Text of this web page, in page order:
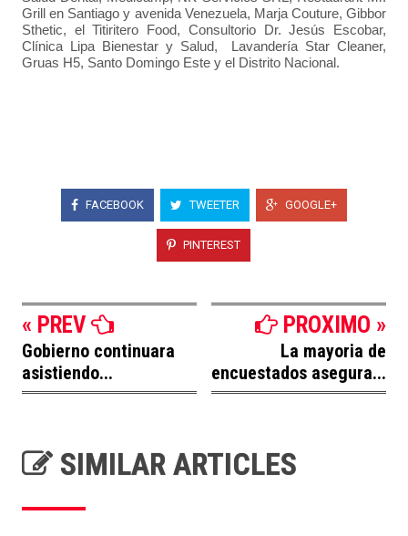
Grill en Santiago y avenida Venezuela, Marja Couture, Gibbor
Sthetic, el Titiritero Food, Consultorio Dr. Jesús Escobar,
Clínica Lipa Bienestar y Salud, Lavandería Star Cleaner,
Gruas H5, Santo Domingo Este y el Distrito Nacional.
FACEBOOK TWEETER GOOGLE+
PINTEREST
« PREV
Gobierno continuara
asistiendo...
PROXIMO »
La mayoria de
encuestados asegura...
SIMILAR ARTICLES